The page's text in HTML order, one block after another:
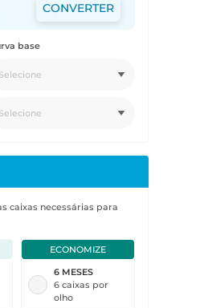
CONVERTER
base
Selecione
Selecione
caixas necessárias para
ECONOMIZE
6 MESES
6 caixas por
olho